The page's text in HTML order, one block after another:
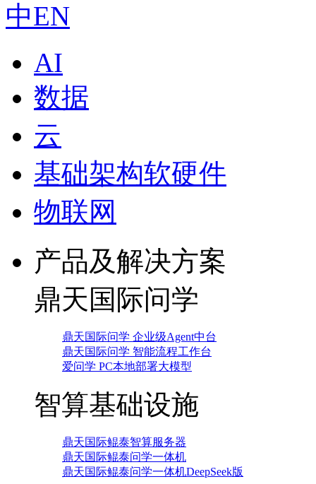
中EN
AI
数据
云
基础架构软硬件
物联网
产品及解决方案
鼎天国际问学
鼎天国际问学 企业级Agent中台
鼎天国际问学 智能流程工作台
爱问学 PC本地部署大模型
智算基础设施
鼎天国际鲲泰智算服务器
鼎天国际鲲泰问学一体机
鼎天国际鲲泰问学一体机DeepSeek版